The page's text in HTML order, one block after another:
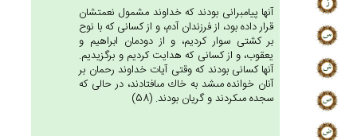
آنها پيامبرانى بودند كه خداوند مشمول نعمتشان
قرار داده بود، از فرزندان آدم، و از كسانى كه با نوح
بر كشتى سوار كرديم، و از دودمان ابراهيم و
يعقوب، و از كسانى كه هدايت كرديم و برگزيديم.
آنها كسانى بودند كه وقتى آيات خداوند رحمان بر
آنان خوانده مى‏شد به خاك مى‏افتادند، در حالى كه
سجده مى‏كردند و گريان بودند. (58)